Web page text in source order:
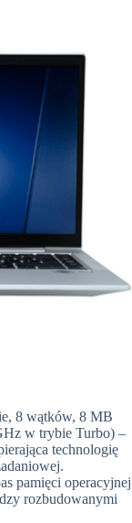
8 wątków, 8 MB
w trybie Turbo) –
technologię
pamięci operacyjnej
rozbudowanymi